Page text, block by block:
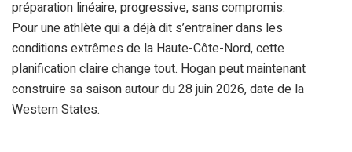
préparation linéaire, progressive, sans compromis.
Pour une athlète qui a déjà dit s’entraîner dans les
conditions extrêmes de la Haute-Côte-Nord, cette
planification claire change tout. Hogan peut maintenant
construire sa saison autour du 28 juin 2026, date de la
Western States.